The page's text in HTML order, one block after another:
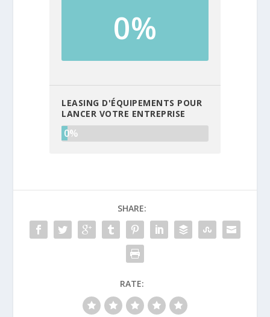
0%
LEASING D'ÉQUIPEMENTS POUR
LANCER VOTRE ENTREPRISE
0%
SHARE:
RATE: